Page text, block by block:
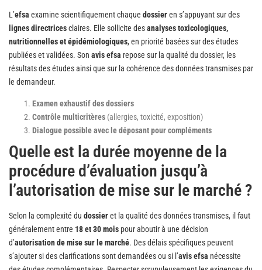
L’efsa examine scientifiquement chaque dossieren s’appuyant sur des
lignes directricesclaires. Elle sollicite desanalyses toxicologiques,
nutritionnelles et épidémiologiques, en priorité basées sur des études
publiées et validées. Son avis efsa repose sur la qualité du dossier, les
résultats des études ainsi que sur la cohérence des données transmises par
le demandeur.
Examen exhaustif des dossiers
Contrôle multicritères (allergies, toxicité, exposition)
Dialogue possible avec le déposant pour compléments
Quelle est la durée moyenne de la
procédure d’évaluation jusqu’à
l’autorisation de mise sur le marché ?
Selon la complexité du dossieret la qualité des données transmises, il faut
généralement entre 18 et 30 mois pour aboutir à une décision
d’autorisation de mise sur le marché. Des délais spécifiques peuvent
s’ajouter si des clarifications sont demandées ou si l’avis efsa nécessite